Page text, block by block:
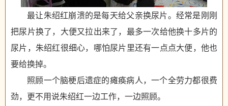
最让朱绍红崩溃的是每天给父亲换尿片。经常是刚刚
把尿片换了，大便又拉出来了，最多一次给他换十多片的
尿片，朱绍红很细心，哪怕尿片里还有一点点大便，他也
要给换掉。
照顾一个脑梗后遗症的瘫痪病人，一个全劳力都很费
劲，更不用说朱绍红一边工作，一边照顾。